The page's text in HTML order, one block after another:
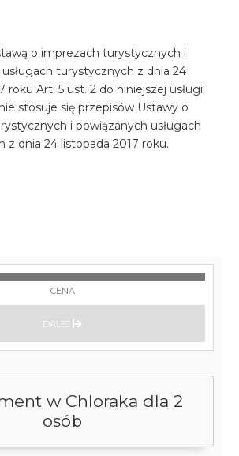
o imprezach turystycznych i
turystycznych z dnia 24
roku Art. 5 ust. 2 do niniejszej usługi
stosuje się przepisów Ustawy o
i powiązanych usługach
z dnia 24 listopada 2017 roku.
w Chloraka dla 2
osób
CENA
DALEJ